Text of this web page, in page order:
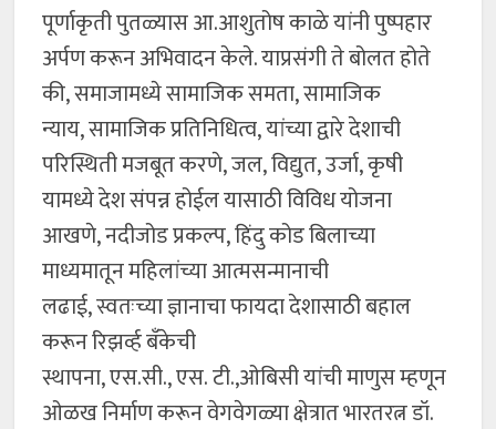
पूर्णाकृती पुतळ्यास आ.आशुतोष काळे यांनी पुष्पहार
अर्पण करून अभिवादन केले. याप्रसंगी ते बोलत होते
की, समाजामध्ये सामाजिक समता, सामाजिक
न्याय, सामाजिक प्रतिनिधित्व, यांच्या द्वारे देशाची
परिस्थिती मजबूत करणे, जल, विद्युत, उर्जा, कृषी
यामध्ये देश संपन्न होईल यासाठी विविध योजना
आखणे, नदीजोड प्रकल्प, हिंदु कोड बिलाच्या
माध्यमातून महिलांच्या आत्मसन्मानाची
लढाई, स्वतःच्या ज्ञानाचा फायदा देशासाठी बहाल
करून रिझर्व्ह बँकेची
स्थापना, एस.सी., एस. टी.,ओबिसी यांची माणुस म्हणून
ओळख निर्माण करून वेगवेगळ्या क्षेत्रात भारतरत्न डॉ.